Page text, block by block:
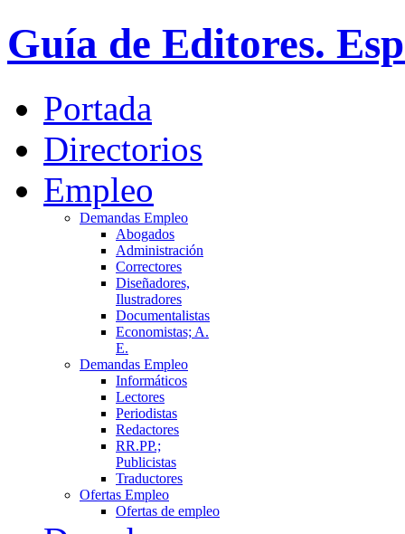
Guía de Editores.
Portada
Directorios
Empleo
Demandas Empleo
Abogados
Administración
Correctores
Diseñadores,
Ilustradores
Documentalistas
Economistas; A.
E.
Demandas Empleo
Informáticos
Lectores
Periodistas
Redactores
RR.PP.;
Publicistas
Traductores
Ofertas Empleo
Ofertas de empleo